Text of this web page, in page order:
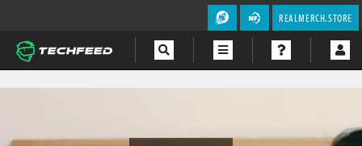
REALMERCH.STORE
Videa